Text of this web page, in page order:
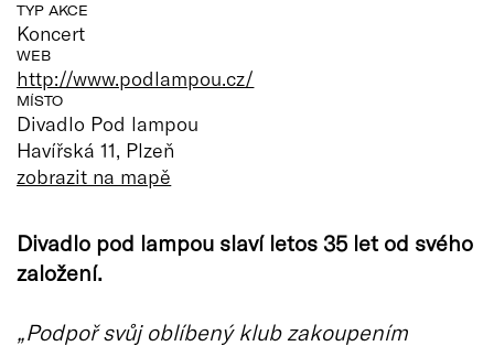
TYP AKCE
Koncert
WEB
http://www.podlampou.cz/
MÍSTO
Divadlo Pod lampou
Havířská 11, Plzeň
zobrazit na mapě
Divadlo pod lampou slaví letos 35 let od svého
založení.
„Podpoř svůj oblíbený klub zakoupením